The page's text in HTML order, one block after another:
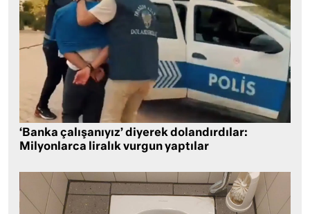
‘Banka çalışanıyız’ diyerek dolandırdılar:
Milyonlarca liralık vurgun yaptılar